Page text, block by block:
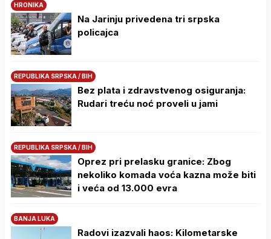
HRONIKA
Na Јarinju privedena tri srpska
policajca
REPUBLIKA SRPSKA / BIH
Bez plata i zdravstvenog osiguranja:
Rudari treću noć proveli u jami
REPUBLIKA SRPSKA / BIH
Oprez pri prelasku granice: Zbog
nekoliko komada voća kazna može biti
i veća od 13.000 evra
BANJA LUKA
Radovi izazvali haos: Kilometarske